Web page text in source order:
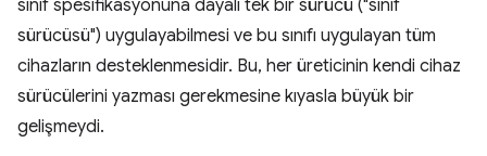
sınıf spesifikasyonuna dayalı tek bir sürücü ("sınıf
sürücüsü") uygulayabilmesi ve bu sınıfı uygulayan tüm
cihazların desteklenmesidir. Bu, her üreticinin kendi cihaz
sürücülerini yazması gerekmesine kıyasla büyük bir
gelişmeydi.